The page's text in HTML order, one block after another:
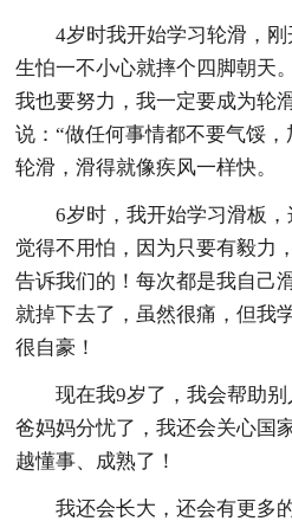
4岁时我开始学习轮滑，
生怕一不小心就摔个四脚朝天
我也要努力，我一定要成为轮
说：“做任何事情都不要气馁
轮滑，滑得就像疾风一样快。
6岁时，我开始学习滑板
觉得不用怕，因为只要有毅力
告诉我们的！每次都是我自己
就掉下去了，虽然很痛，但我
很自豪！
现在我9岁了，我会帮助
爸妈妈分忧了，我还会关心
越懂事、成熟了！
我还会长大，还会有更多